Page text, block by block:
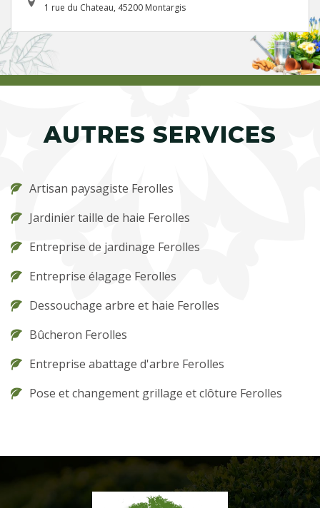
1 rue du Chateau, 45200 Montargis
AUTRES SERVICES
Artisan paysagiste Ferolles
Jardinier taille de haie Ferolles
Entreprise de jardinage Ferolles
Entreprise élagage Ferolles
Dessouchage arbre et haie Ferolles
Bûcheron Ferolles
Entreprise abattage d'arbre Ferolles
Pose et changement grillage et clôture Ferolles